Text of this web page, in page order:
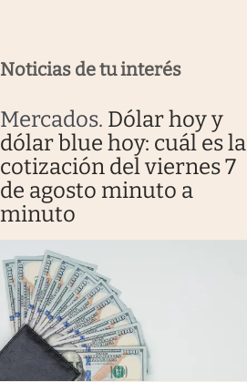
Noticias de tu interés
Mercados. Dólar hoy y
dólar blue hoy: cuál es la
cotización del viernes 7
de agosto minuto a
minuto